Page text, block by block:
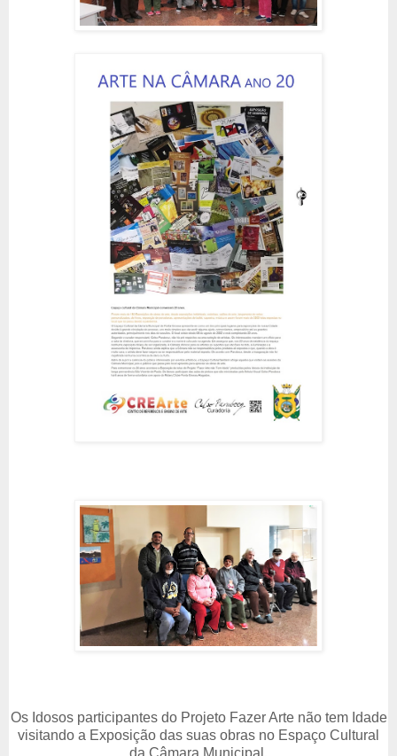
Os Idosos participantes do Projeto Fazer Arte não tem Idade
visitando a Exposição das suas obras no Espaço Cultural
da Câmara Municipal.